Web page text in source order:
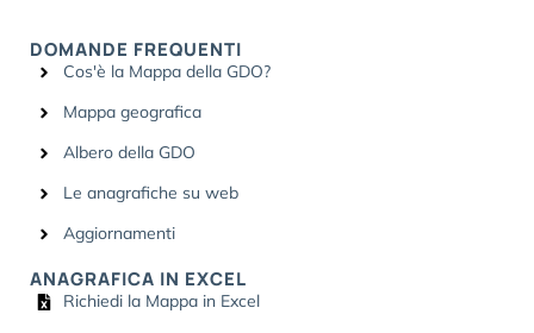
DOMANDE FREQUENTI
Cos'è la Mappa della GDO?
Mappa geografica
Albero della GDO
Le anagrafiche su web
Aggiornamenti
ANAGRAFICA IN EXCEL
Richiedi la Mappa in Excel